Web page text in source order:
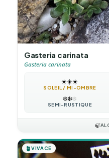
Gasteria carinata
Gasteria carinata
☀️☀️☀️
SOLEIL / MI-OMBRE
❄️❄️❄️
SEMI-RUSTIQUE
🍃
🪴VIVACE